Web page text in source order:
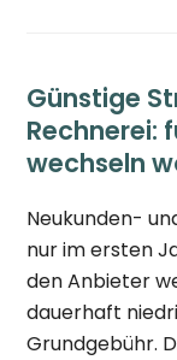
Günstige
Rechnerei:
wechseln
Neukunden-
nur im ersten
den Anbieter
dauerhaft
Grundgebühr.